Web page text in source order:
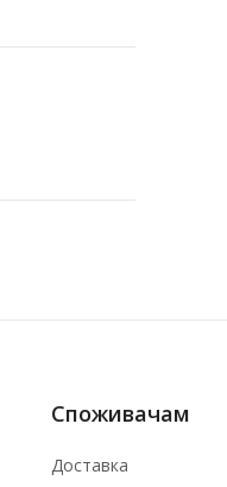
Споживачам
Доставка